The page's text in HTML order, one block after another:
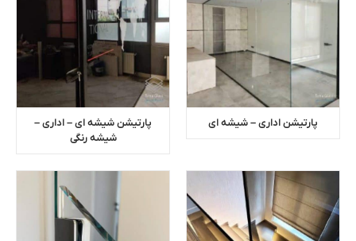
پارتیشن اداری – شیشه ای
پارتیشن شیشه ای – اداری –
شیشه رنگی